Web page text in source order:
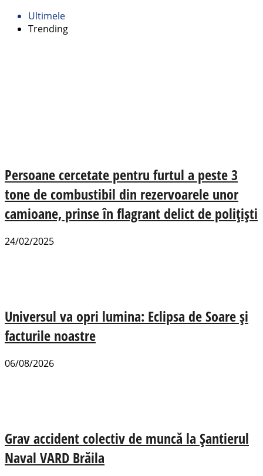
Ultimele
Trending
Persoane cercetate pentru furtul a peste 3
tone de combustibil din rezervoarele unor
camioane, prinse în flagrant delict de polițiști
24/02/2025
Universul va opri lumina: Eclipsa de Soare și
facturile noastre
06/08/2026
Grav accident colectiv de muncă la Șantierul
Naval VARD Brăila